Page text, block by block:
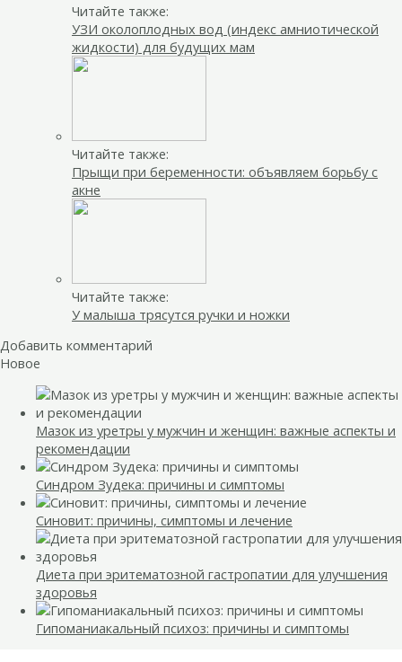
Читайте также:
УЗИ околоплодных вод (индекс амниотической
жидкости) для будущих мам
Читайте также:
Прыщи при беременности: объявляем борьбу с
акне
Читайте также:
У малыша трясутся ручки и ножки
Добавить комментарий
Новое
Мазок из уретры у мужчин и женщин: важные аспекты и
рекомендации
Синдром Зудека: причины и симптомы
Синовит: причины, симптомы и лечение
Диета при эритематозной гастропатии для улучшения
здоровья
Гипоманиакальный психоз: причины и симптомы